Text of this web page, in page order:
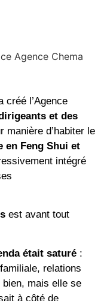
créé l’Agence
et des
manière d’habiter le
en Feng Shui et
intégré
est avant tout
était saturé :
relations
mais elle se
à côté de